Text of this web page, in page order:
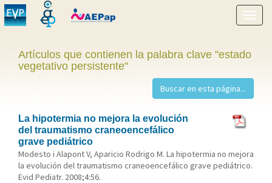
menú
Artículos que contienen la palabra clave "estado
vegetativo persistente"
La hipotermia no mejora la evolución
del traumatismo craneoencefálico
grave pediátrico
Modesto i Alapont V, Aparicio Rodrigo M. La hipotermia no mejora
la evolución del traumatismo craneoencefálico grave pediátrico.
Evid Pediatr. 2008;4:56.